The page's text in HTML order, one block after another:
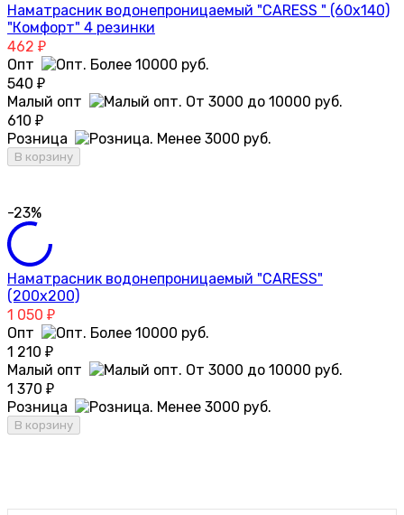
Наматрасник водонепроницаемый "CARESS " (60x140)
"Комфорт" 4 резинки
462 ₽
Опт
540 ₽
Малый опт
610 ₽
Розница
В корзину
-23%
Наматрасник водонепроницаемый "CARESS"
(200x200)
1 050 ₽
Опт
1 210 ₽
Малый опт
1 370 ₽
Розница
В корзину